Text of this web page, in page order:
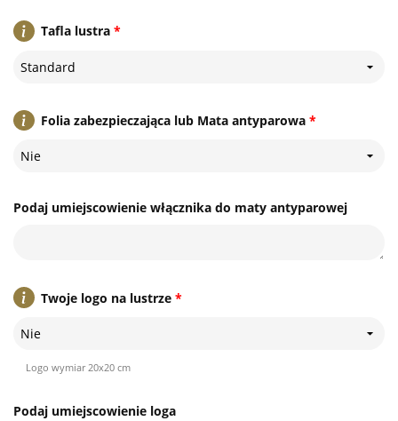
*
Tafla lustra
Standard
*
Folia zabezpieczająca lub Mata antyparowa
Nie
Podaj umiejscowienie włącznika do maty antyparowej
*
Twoje logo na lustrze
Nie
Logo wymiar 20x20 cm
Podaj umiejscowienie loga